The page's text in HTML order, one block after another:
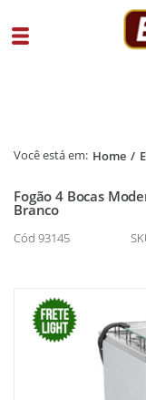
Home
Fogão 4 Bocas
Branco
Cód 93145